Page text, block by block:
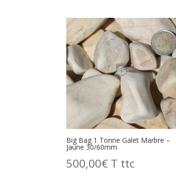
Big Bag 1 Tonne Galet Marbre –
Jaune 30/60mm
500,00€ T